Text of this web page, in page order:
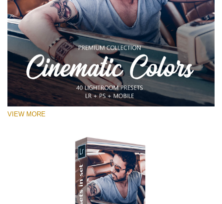
VIEW MORE